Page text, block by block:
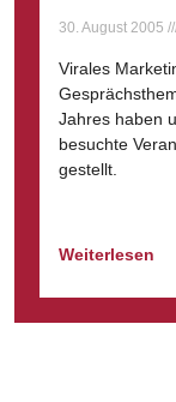
30. August 2005
Virales
Jahres haben
besuchte
gestellt.
Weiterlesen